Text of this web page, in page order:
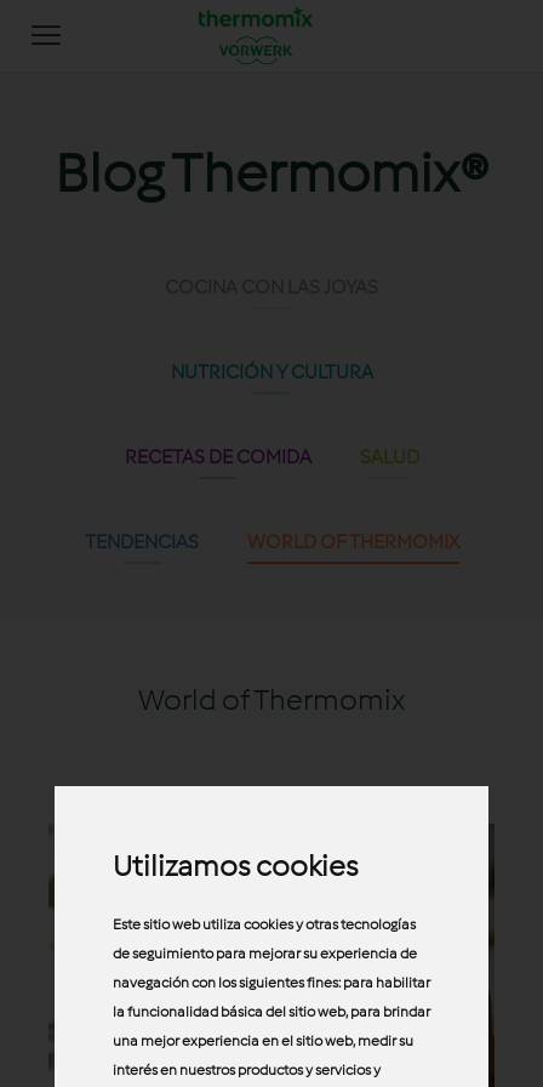
Utilizamos cookies
Este sitio web utiliza cookies y otras tecnologías
de seguimiento para mejorar su experiencia de
navegación con los siguientes fines:para habilitar
la funcionalidad básica del sitio web,para brindar
una mejor experiencia en el sitio web,medir su
interés en nuestros productos y servicios y
Blog Thermomix®
NUTRICIÓN Y CULTURA
RECETAS DE COMIDA SALUD
TENDENCIAS WORLD OF THERMOMIX
World of Thermomix